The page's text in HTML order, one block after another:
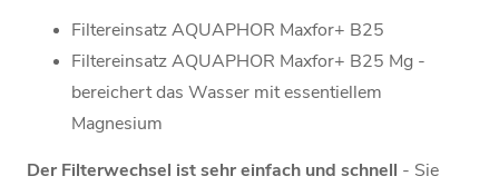
FiltereinsatzAQUAPHOR Maxfor+ B25
FiltereinsatzAQUAPHOR Maxfor+ B25 Mg -
bereichert das Wasser mit essentiellem
Magnesium
Der Filterwechsel ist sehr einfach und schnell - Sie